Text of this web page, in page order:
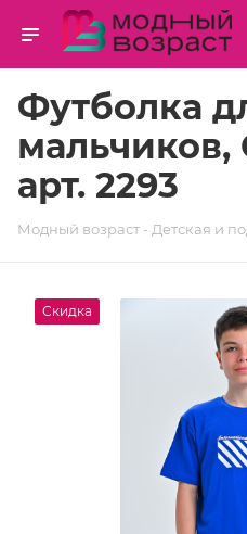
Футболка
мальчиков,
арт. 2293
Модный возраст - Детская и
Скидка